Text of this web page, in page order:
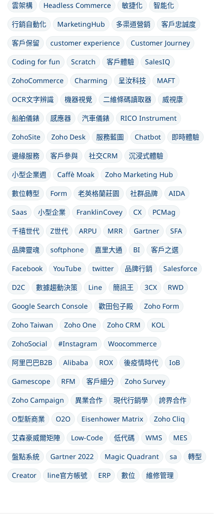
雲架構
Headless Commerce 敏捷化
智能化
行銷自動化
MarketingHub 多渠道營銷
客戶忠誠度
客戶保留
customer experience
Customer Journey
Coding for fun
Scratch 客戶體驗
SalesIQ
ZohoCommerce
Charming 呈汝科技
MAFT
OCR文字辨識
機器視覺 二維條碼讀取器
威視康
船舶儀錶
感應器 汽車儀錶
RICO Instrument
ZohoSite
Zoho Desk 服務藍圖 Chatbot
即時體驗
邊緣服務
客戶參與 社交CRM
沉浸式體驗
小型企業週
Caffè Moak
Zoho Marketing Hub
數位轉型
Form 老英格蘭莊園 社群品牌
AIDA
Saas
小型企業 FranklinCovey CX
PCMag
千禧世代
Z世代 ARPU MRR Gartner
SFA
品牌靈魂
softphone 嘉里大通 BI
客戶之選
Facebook
YouTube twitter 品牌行銷
Salesforce
D2C
數據趨動決策 Line 簡訊王 3CX
RWD
Google Search Console
歡田包子殿
Zoho Form
Zoho Taiwan
Zoho One Zoho CRM
KOL
ZohoSocial
#Instagram
Woocommerce
阿里巴巴B2B
Alibaba ROX 後疫情時代
IoB
Gamescope
RFM 客戶細分
Zoho Survey
Zoho Campaign
異業合作 現代行銷學
誇界合作
O型新商業
O2O Eisenhower Matrix
Zoho Cliq
艾森豪威爾矩陣
Low-Code 低代碼 WMS
MES
盤點系統
Gartner 2022 Magic Quadrant sa
轉型
Creator
line官方帳號 ERP 數位 維修管理